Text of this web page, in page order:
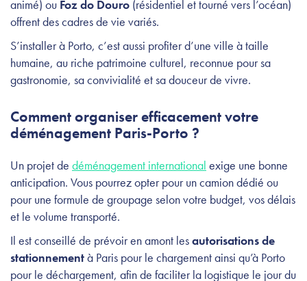
animé) ou Foz do Douro (résidentiel et tourné vers l’océan)
offrent des cadres de vie variés.
S’installer à Porto, c’est aussi profiter d’une ville à taille
humaine, au riche patrimoine culturel, reconnue pour sa
gastronomie, sa convivialité et sa douceur de vivre.
Comment organiser efficacement votre
déménagement Paris-Porto ?
Un projet de déménagement international exige une bonne
anticipation. Vous pourrez opter pour un camion dédié ou
pour une formule de groupage selon votre budget, vos délais
et le volume transporté.
Il est conseillé de prévoir en amont lesautorisations de
stationnementà Paris pour le chargement ainsi qu’à Porto
pour le déchargement, afin de faciliter la logistique le jour du